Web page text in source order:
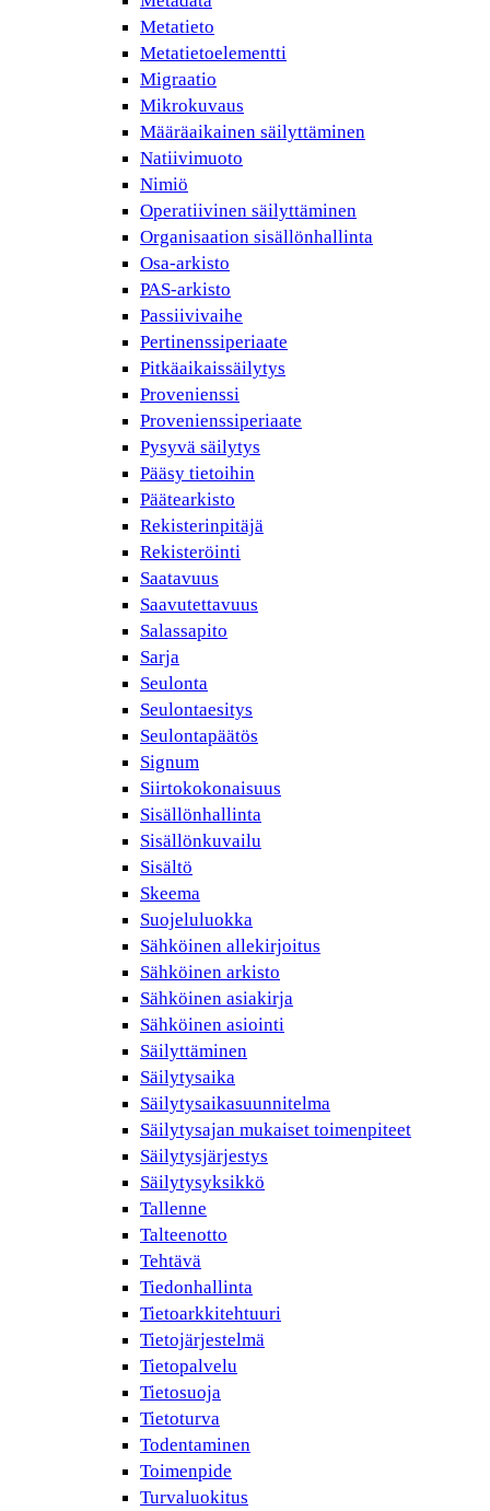
Metatieto
Metatietoelementti
Migraatio
Mikrokuvaus
Määräaikainen säilyttäminen
Natiivimuoto
Nimiö
Operatiivinen säilyttäminen
Organisaation sisällönhallinta
Osa-arkisto
PAS-arkisto
Passiivivaihe
Pertinenssiperiaate
Pitkäaikaissäilytys
Provenienssi
Provenienssiperiaate
Pysyvä säilytys
Pääsy tietoihin
Päätearkisto
Rekisterinpitäjä
Rekisteröinti
Saatavuus
Saavutettavuus
Salassapito
Sarja
Seulonta
Seulontaesitys
Seulontapäätös
Signum
Siirtokokonaisuus
Sisällönhallinta
Sisällönkuvailu
Sisältö
Skeema
Suojeluluokka
Sähköinen allekirjoitus
Sähköinen arkisto
Sähköinen asiakirja
Sähköinen asiointi
Säilyttäminen
Säilytysaika
Säilytysaikasuunnitelma
Säilytysajan mukaiset toimenpiteet
Säilytysjärjestys
Säilytysyksikkö
Tallenne
Talteenotto
Tehtävä
Tiedonhallinta
Tietoarkkitehtuuri
Tietojärjestelmä
Tietopalvelu
Tietosuoja
Tietoturva
Todentaminen
Toimenpide
Turvaluokitus